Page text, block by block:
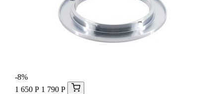
-8%
1 650 Р 1 790 Р